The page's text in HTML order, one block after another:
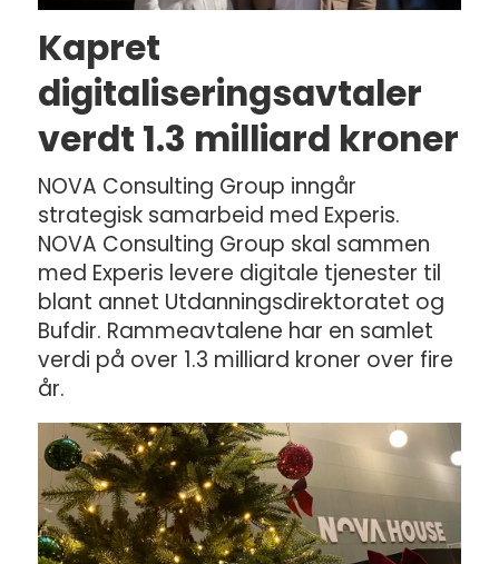
Kapret
digitaliseringsavtaler
verdt 1.3 milliard kroner
NOVA Consulting Group inngår
strategisk samarbeid med Experis.
NOVA Consulting Group skal sammen
med Experis levere digitale tjenester til
blant annet Utdanningsdirektoratet og
Bufdir. Rammeavtalene har en samlet
verdi på over 1.3 milliard kroner over fire
år.